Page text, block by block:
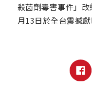
殺菌劑毒害事件」
月13日於全台震撼獻